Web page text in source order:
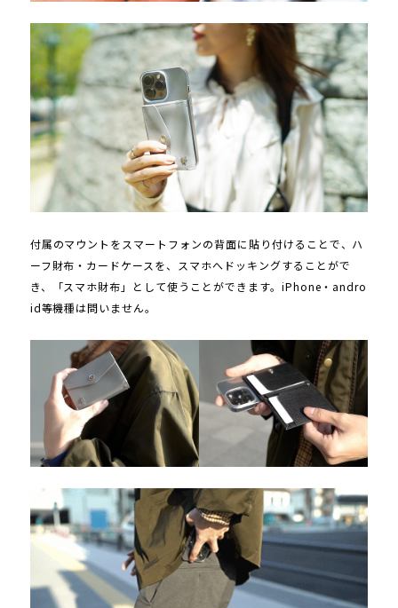
付属のマウントをスマートフォンの背面に貼り付けることで、ハ
ーフ財布・カードケースを、スマホへドッキングすることがで
き、「スマホ財布」として使うことができます。iPhone・andro
id等機種は問いません。